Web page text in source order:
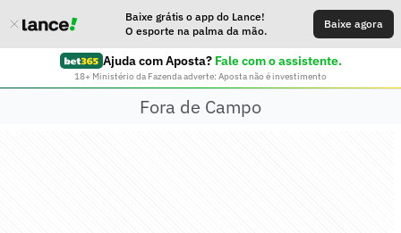
Baixe grátis o app do Lance!
O esporte na palma da mão.
Baixe agora
Ajuda com Aposta? Fale com o assistente.
18+ Ministério da Fazenda adverte: Aposta não é investimento
Fora de Campo